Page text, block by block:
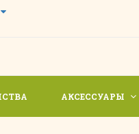
АКСЕССУАРЫ